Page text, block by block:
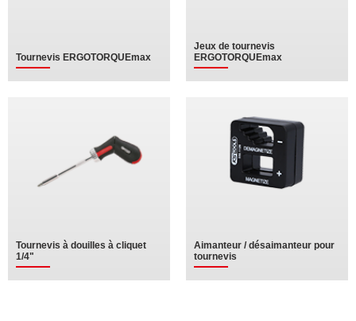
Tournevis ERGOTORQUEmax
Jeux de tournevis
ERGOTORQUEmax
Tournevis à douilles à cliquet
1/4"
Aimanteur / désaimanteur pour
tournevis